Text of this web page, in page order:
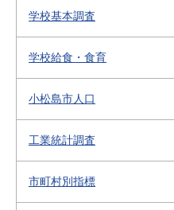
学校基本調査
学校給食・食育
小松島市人口
工業統計調査
市町村別指標